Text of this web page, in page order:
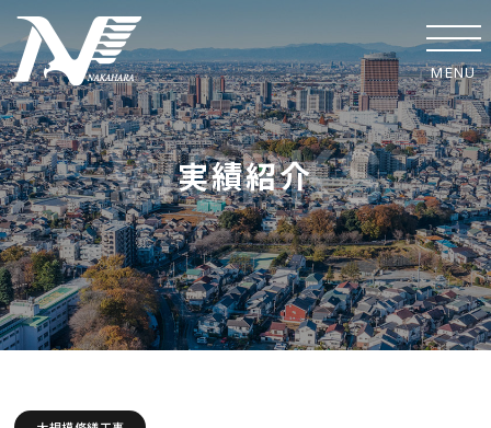
MENU
ホーム
事業紹介
実績紹介
中原工業の取り組み
安全への取り組み
実績紹介